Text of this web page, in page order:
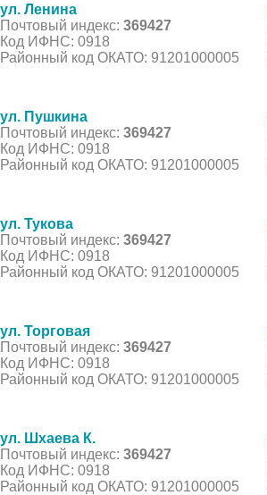
ул. Ленина
Почтовый индекс: 369427
Код ИФНС: 0918
Районный код ОКАТО: 91201000005
ул. Пушкина
Почтовый индекс: 369427
Код ИФНС: 0918
Районный код ОКАТО: 91201000005
ул. Тукова
Почтовый индекс: 369427
Код ИФНС: 0918
Районный код ОКАТО: 91201000005
ул. Торговая
Почтовый индекс: 369427
Код ИФНС: 0918
Районный код ОКАТО: 91201000005
ул. Шхаева К.
Почтовый индекс: 369427
Код ИФНС: 0918
Районный код ОКАТО: 91201000005